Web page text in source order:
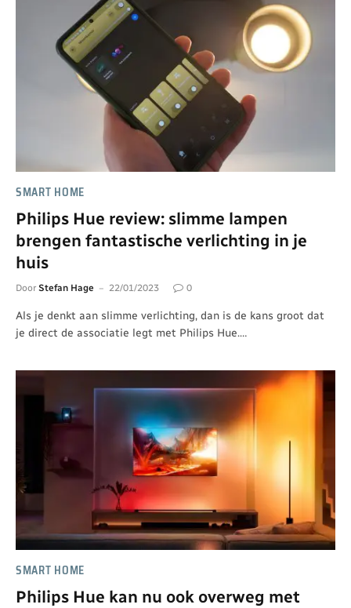
SMART HOME
Philips Hue review: slimme lampen
brengen fantastische verlichting in je
huis
Door Stefan Hage 22/01/2023 0
Als je denkt aan slimme verlichting, dan is de kans groot dat
je direct de associatie legt met Philips Hue.…
SMART HOME
Philips Hue kan nu ook overweg met